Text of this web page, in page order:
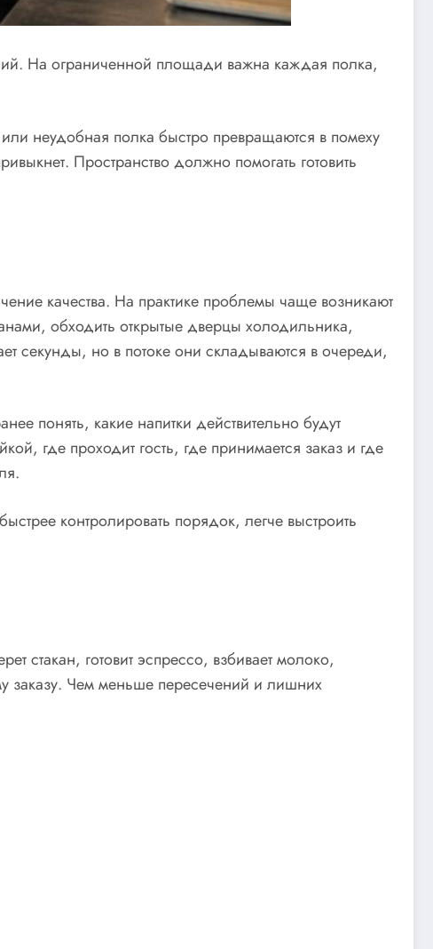
На ограниченной площади важна каждая полка,
неудобная полка быстро превращаются в помеху
Пространство должно помогать готовить
качества. На практике проблемы чаще возникают
обходить открытые дверцы холодильника,
секунды, но в потоке они складываются в очереди,
понять, какие напитки действительно будут
где проходит гость, где принимается заказ и где
контролировать порядок, легче выстроить
стакан, готовит эспрессо, взбивает молоко,
заказу. Чем меньше пересечений и лишних